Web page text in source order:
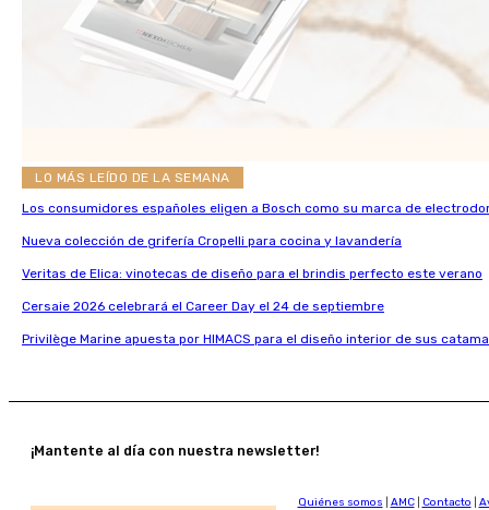
LO MÁS LEÍDO DE LA SEMANA
Los consumidores españoles eligen a Bosch como su marca de
Nueva colección de grifería Cropelli para cocina y lavandería
Veritas de Elica: vinotecas de diseño para el brindis perfecto este verano
Cersaie 2026 celebrará el Career Day el 24 de septiembre
Privilège Marine apuesta por HIMACS para el diseño interior de sus
¡Mantente al día con nuestra newsletter!
Quiénes somos AMC| Contacto